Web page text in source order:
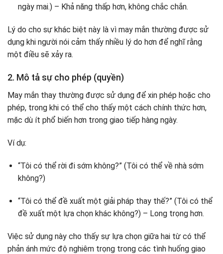
ngày mai.) – Khả năng thấp hơn, không chắc chắn.
Lý do cho sự khác biệt này là vì may mắn thường được sử
dụng khi người nói cảm thấy nhiều lý do hơn để nghĩ rằng
một điều sẽ xảy ra.
2. Mô tả sự cho phép (quyền)
May mắn thay thường được sử dụng để xin phép hoặc cho
phép, trong khi có thể cho thấy một cách chính thức hơn,
mặc dù ít phổ biến hơn trong giao tiếp hàng ngày.
Ví dụ:
“Tôi có thể rời đi sớm không?” (Tôi có thể về nhà sớm
không?)
“Tôi có thể đề xuất một giải pháp thay thế?” (Tôi có thể
đề xuất một lựa chọn khác không?) – Long trọng hơn.
Việc sử dụng này cho thấy sự lựa chọn giữa hai từ có thể
phản ánh mức độ nghiêm trọng trong các tình huống giao